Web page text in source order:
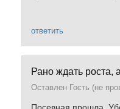
ответить
Рано ждать роста,
Оставлен Гость (не
Посевная прошла.